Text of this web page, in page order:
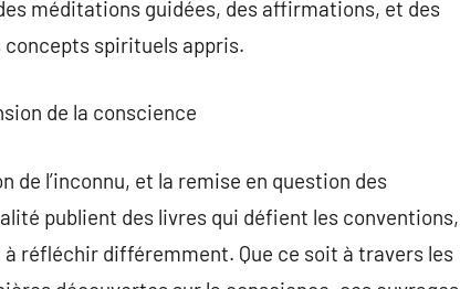
méditations guidées, des affirmations, et des
spirituels appris.
de la conscience
de l’inconnu, et la remise en question des
publient des livres qui défient les conventions,
réfléchir différemment. Que ce soit à travers les